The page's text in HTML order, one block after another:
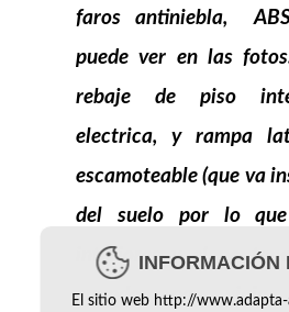
faros antiniebla,
puede ver en las
rebaje de piso
electrica, y rampa
escamoteable (que va
del suelo por lo
interiores y el no
cuando no viaja
INFORMACIÓN
El sitio web http://